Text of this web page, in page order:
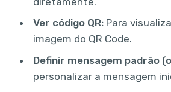
Ver código QR: Para
imagem do QR Code.
Definir mensagem padrão
personalizar a mensagem